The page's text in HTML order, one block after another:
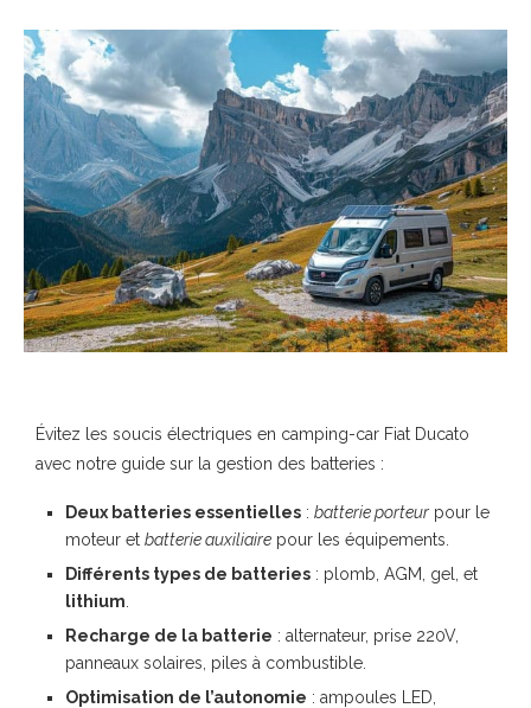
Évitez les soucis électriques en camping-car Fiat Ducato
avec notre guide sur la gestion des batteries :
Deux batteries essentielles : batterie porteur pour le
moteur et batterie auxiliaire pour les équipements.
Différents types de batteries : plomb, AGM, gel, et
lithium
Recharge de la batterie : alternateur, prise 220V,
panneaux solaires, piles à combustible.
Optimisation de l’autonomie : ampoules LED,